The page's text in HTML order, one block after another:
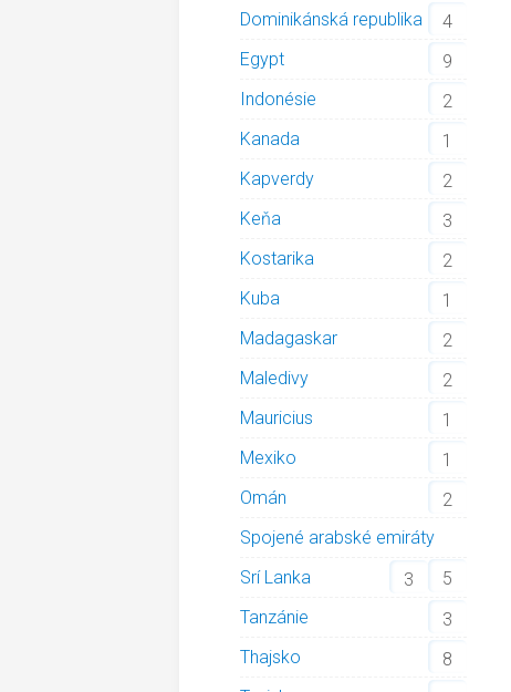
Dominikánská republika
4
Egypt
9
Indonésie
2
Kanada
1
Kapverdy
2
Keňa
3
Kostarika
2
Kuba
1
Madagaskar
2
Maledivy
2
Mauricius
1
Mexiko
1
Omán
2
Spojené arabské emiráty
5
Srí Lanka
3
Tanzánie
3
Thajsko
8